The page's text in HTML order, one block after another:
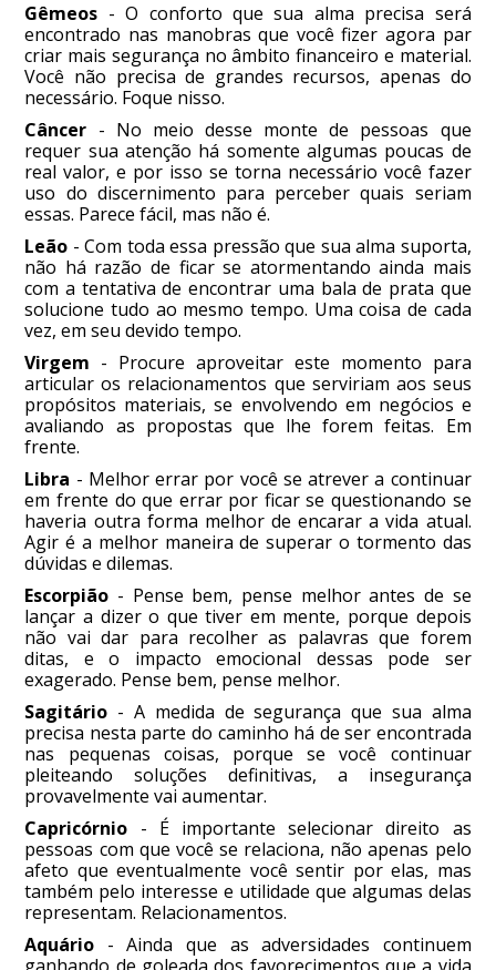
Gêmeos - O conforto que sua alma precisa será
encontrado nas manobras que você fizer agora par
criar mais segurança no âmbito financeiro e material.
Você não precisa de grandes recursos, apenas do
necessário. Foque nisso.
Câncer - No meio desse monte de pessoas que
requer sua atenção há somente algumas poucas de
real valor, e por isso se torna necessário você fazer
uso do discernimento para perceber quais seriam
essas. Parece fácil, mas não é.
Leão - Com toda essa pressão que sua alma suporta,
não há razão de ficar se atormentando ainda mais
com a tentativa de encontrar uma bala de prata que
solucione tudo ao mesmo tempo. Uma coisa de cada
vez, em seu devido tempo.
Virgem - Procure aproveitar este momento para
articular os relacionamentos que serviriam aos seus
propósitos materiais, se envolvendo em negócios e
avaliando as propostas que lhe forem feitas. Em
frente.
Libra - Melhor errar por você se atrever a continuar
em frente do que errar por ficar se questionando se
haveria outra forma melhor de encarar a vida atual.
Agir é a melhor maneira de superar o tormento das
dúvidas e dilemas.
Escorpião - Pense bem, pense melhor antes de se
lançar a dizer o que tiver em mente, porque depois
não vai dar para recolher as palavras que forem
ditas, e o impacto emocional dessas pode ser
exagerado. Pense bem, pense melhor.
Sagitário - A medida de segurança que sua alma
precisa nesta parte do caminho há de ser encontrada
nas pequenas coisas, porque se você continuar
pleiteando soluções definitivas, a insegurança
provavelmente vai aumentar.
Capricórnio - É importante selecionar direito as
pessoas com que você se relaciona, não apenas pelo
afeto que eventualmente você sentir por elas, mas
também pelo interesse e utilidade que algumas delas
representam. Relacionamentos.
Aquário - Ainda que as adversidades continuem